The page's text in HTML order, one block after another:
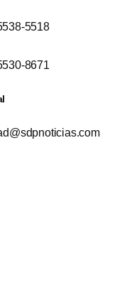
5518
8671